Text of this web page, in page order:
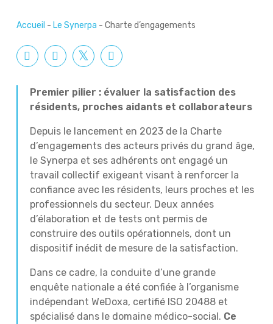
Accueil - Le Synerpa - Charte d’engagements
Premier pilier : évaluer la satisfaction des
résidents, proches aidants et collaborateurs
Depuis le lancement en 2023 de la Charte
d’engagements des acteurs privés du grand âge,
le Synerpa et ses adhérents ont engagé un
travail collectif exigeant visant à renforcer la
confiance avec les résidents, leurs proches et les
professionnels du secteur. Deux années
d’élaboration et de tests ont permis de
construire des outils opérationnels, dont un
dispositif inédit de mesure de la satisfaction.
Dans ce cadre, la conduite d’une grande
enquête nationale a été confiée à l’organisme
indépendant WeDoxa, certifié ISO 20488 et
spécialisé dans le domaine médico-social. Ce